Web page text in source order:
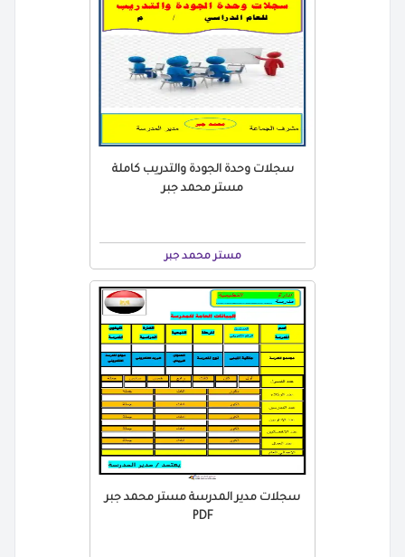
سجلات وحدة الجودة والتدريب كاملة
مستر محمد جبر
مستر محمد جبر
سجلات مدير المدرسة مستر محمد جبر
PDF